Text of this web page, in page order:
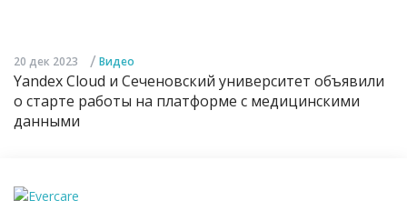
20 дек 2023 / Видео
Yandex Cloud и Сеченовский университет объявили
о старте работы на платформе с медицинскими
данными